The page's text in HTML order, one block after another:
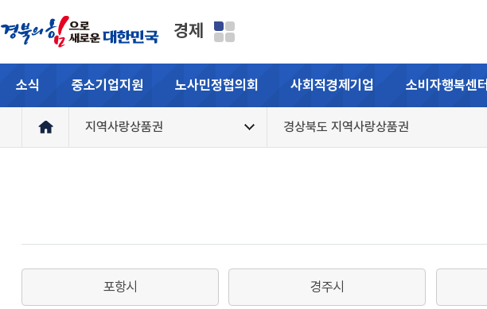
경제
소식 중소기업지원 노사민정협의회 사회적경제기업 소비자행복센터
지역사랑상품권 경상북도 지역사랑상품권
포항시 경주시